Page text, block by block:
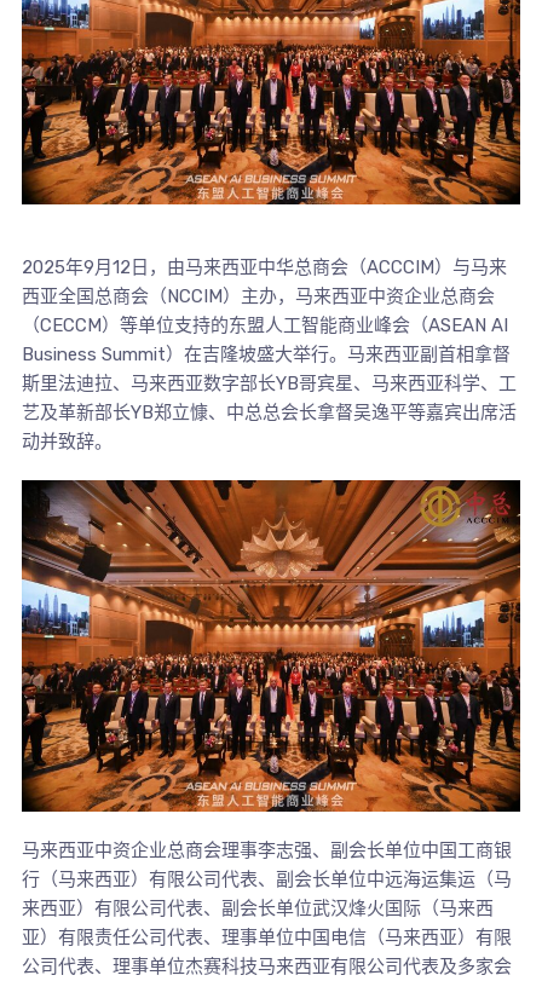
2025年9月12日，由马来西亚中华总商会（ACCCIM）与马来
西亚全国总商会（NCCIM）主办，马来西亚中资企业总商会
（CECCM）等单位支持的东盟人工智能商业峰会（ASEAN AI
Business Summit）在吉隆坡盛大举行。马来西亚副首相拿督
斯里法迪拉、马来西亚数字部长YB哥宾星、马来西亚科学、工
艺及革新部长YB郑立慷、中总总会长拿督吴逸平等嘉宾出席活
动并致辞。
马来西亚中资企业总商会理事李志强、副会长单位中国工商银
行（马来西亚）有限公司代表、副会长单位中远海运集运（马
来西亚）有限公司代表、副会长单位武汉烽火国际（马来西
亚）有限责任公司代表、理事单位中国电信（马来西亚）有限
公司代表、理事单位杰赛科技马来西亚有限公司代表及多家会